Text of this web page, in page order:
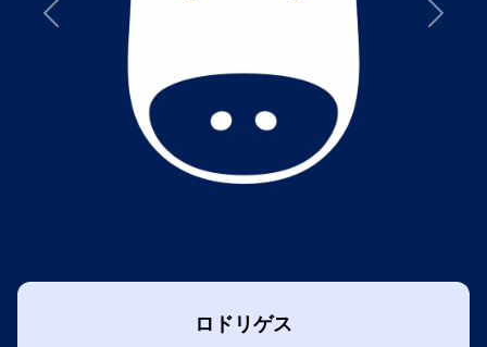
前へ 次へ
ロドリゲス